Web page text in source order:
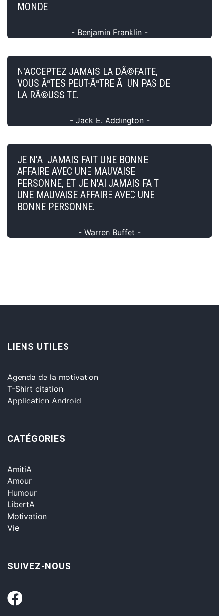
MONDE
- Benjamin Franklin -
N'ACCEPTEZ JAMAIS LA DÃ©FAITE,
VOUS ÃªTES PEUT-ÃªTRE Ã UN PAS DE
LA RÃ©USSITE.
- Jack E. Addington -
JE N'AI JAMAIS FAIT UNE BONNE
AFFAIRE AVEC UNE MAUVAISE
PERSONNE, ET JE N'AI JAMAIS FAIT
UNE MAUVAISE AFFAIRE AVEC UNE
BONNE PERSONNE.
- Warren Buffet -
LIENS UTILES
Agenda de la motivation
T-Shirt citation
Application Android
CATÉGORIES
AmitiA
Amour
Humour
LibertA
Motivation
Vie
SUIVEZ-NOUS